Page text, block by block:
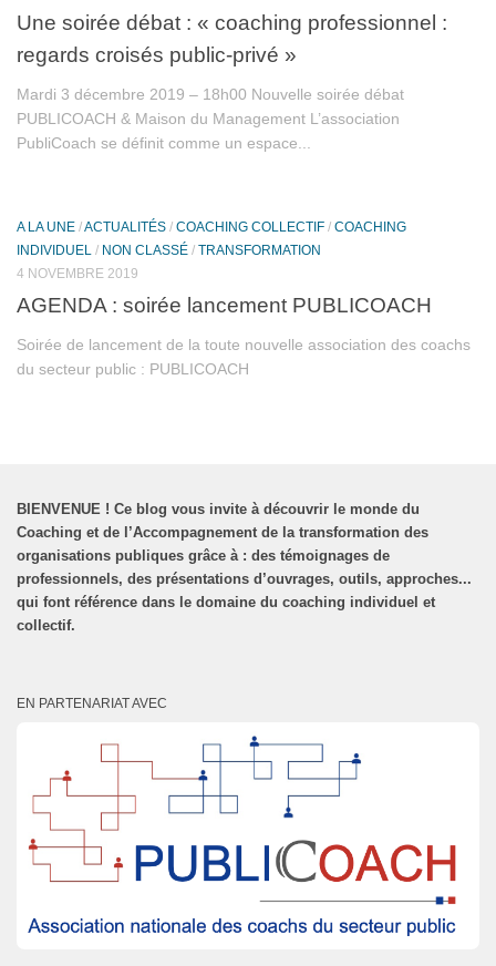
Une soirée débat : « coaching professionnel :
regards croisés public-privé »
Mardi 3 décembre 2019 – 18h00 Nouvelle soirée débat
PUBLICOACH & Maison du Management L’association
PubliCoach se définit comme un espace...
A LA UNE /ACTUALITÉS / COACHING COLLECTIF / COACHING
INDIVIDUEL / NON CLASSÉ / TRANSFORMATION
4 NOVEMBRE 2019
AGENDA : soirée lancement PUBLICOACH
Soirée de lancement de la toute nouvelle association des coachs
du secteur public : PUBLICOACH
BIENVENUE ! Ce blog vous invite à découvrir le monde du
Coaching et de l’Accompagnement de la transformation des
organisations publiques grâce à : des témoignages de
professionnels, des présentations d’ouvrages, outils, approches...
qui font référence dans le domaine du coaching individuel et
collectif.
EN PARTENARIAT AVEC